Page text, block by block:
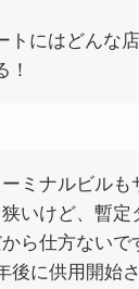
トにはどんな
！
ーミナルビルも
狭いけど、暫
ら仕方ないで
後に供用開始